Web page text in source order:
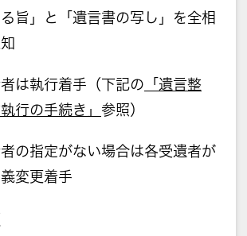
旨」と「遺言書の写し」を全相
は執行着手（下記の 「遺言整
行の手続き」 参照）
の指定がない場合は各受遺者が
変更着手